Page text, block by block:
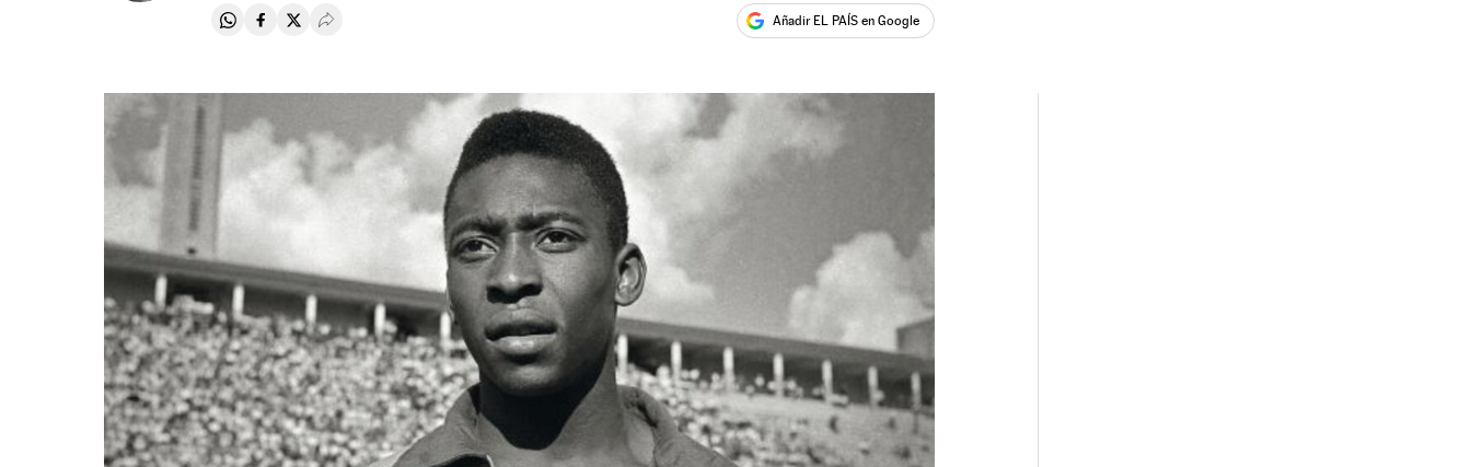
Compartir en Whatsapp
Compartir en Facebook
Compartir en Twitter
Desplegar Redes Sociales Añadir EL PAÍS en Google